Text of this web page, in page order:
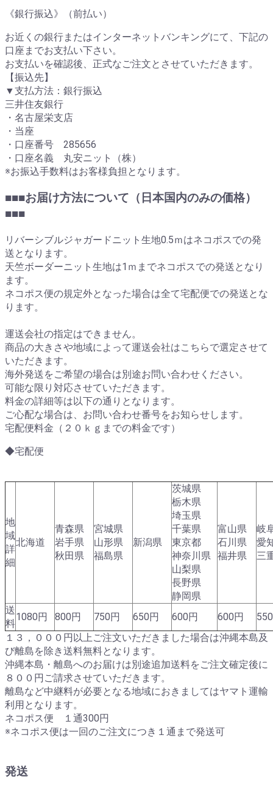
《銀行振込》（前払い）
お近くの銀行またはインターネットバンキングにて、下記の
口座までお支払い下さい。
お支払いを確認後、正式なご注文とさせていただきます。
【振込先】
▼支払方法：銀行振込
三井住友銀行
・名古屋栄支店
・当座
・口座番号 285656
・口座名義 丸安ニット（株）
※お振込手数料はお客様負担となります。
■■■お届け方法について（日本国内のみの価格）
■■■
リバーシブルジャガードニット生地0.5ｍはネコポスでの発
送となります。
天竺ボーダーニット生地は1ｍまでネコポスでの発送となり
ます。
ネコポス便の規定外となった場合は全て宅配便での発送とな
ります。
運送会社の指定はできません。
商品の大きさや地域によって運送会社はこちらで選定させて
いただきます。
海外発送をご希望の場合は別途お問い合わせください。
可能な限り対応させていただきます。
料金の詳細等は以下の通りとなります。
ご心配な場合は、お問い合わせ番号をお知らせします。
宅配便料金（２０ｋｇまでの料金です）
◆宅配便
地
域
詳
細
北海道
青森県
岩手県
秋田県
宮城県
山形県
福島県
新潟県
茨城県
栃木県
埼玉県
千葉県
東京都
神奈川県
山梨県
長野県
静岡県
富山県
石川県
福井県
岐
愛
三
送
料
1080円 800円 750円 650円 600円 600円
１３，０００円以上ご注文いただきました場合は沖縄本島及
び離島を除き送料無料となります。
沖縄本島・離島へのお届けは別途追加送料をご注文確定後に
８００円ご請求させていただきます。
離島など中継料が必要となる地域におきましてはヤマト運輸
利用となります。
ネコポス便 １通300円
※ネコポス便は一回のご注文につき１通まで発送可
発送